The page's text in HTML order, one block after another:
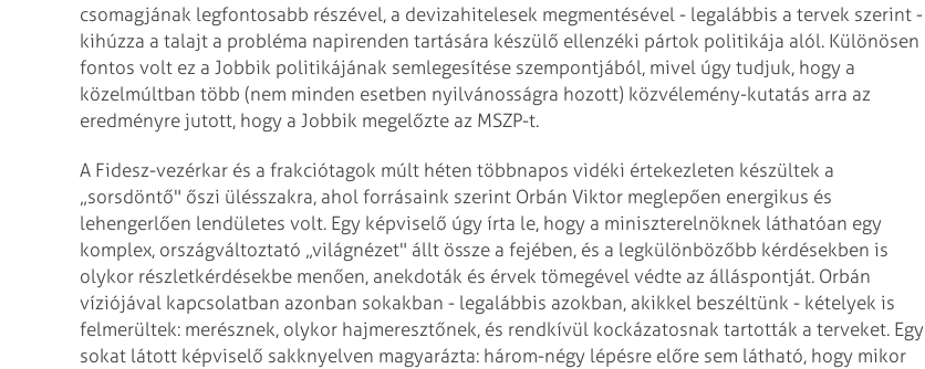
csomagjának legfontosabb részével, a devizahitelesek meg­mentésével - legalábbis a tervek szerint -
kihúzza a talajt a probléma napirenden tartására készülő ellenzéki pártok politikája alól. Különösen
fontos volt ez a Jobbik politikájának semlegesítése szempontjából, mivel úgy tudjuk, hogy a
közelmúltban több (nem minden esetben nyilvánosságra hozott) közvélemény-kutatás arra az
eredményre jutott, hogy a Jobbik megelőzte az MSZP-t.
A Fidesz-vezérkar és a frakciótagok múlt héten többnapos vidéki értekezleten készültek a
„sorsdöntő" őszi ülésszakra, ahol forrásaink szerint Orbán Viktor meglepően energikus és
lehengerlően lendületes volt. Egy képviselő úgy írta le, hogy a miniszterelnöknek láthatóan egy
komplex, országváltoztató „világnézet" állt össze a fejében, és a legkülönbözőbb kérdésekben is
olykor részletkérdésekbe menően, anekdoták és érvek tömegével védte az álláspontját. Orbán
víziójával kapcsolatban azonban sokakban - legalábbis azokban, akikkel beszéltünk - kételyek is
felmerültek: merésznek, olykor hajmeresztőnek, és rendkívül kockázatosnak tartották a terveket. Egy
sokat látott képviselő sakknyelven magyarázta: három-négy lépésre előre sem látható, hogy mikor